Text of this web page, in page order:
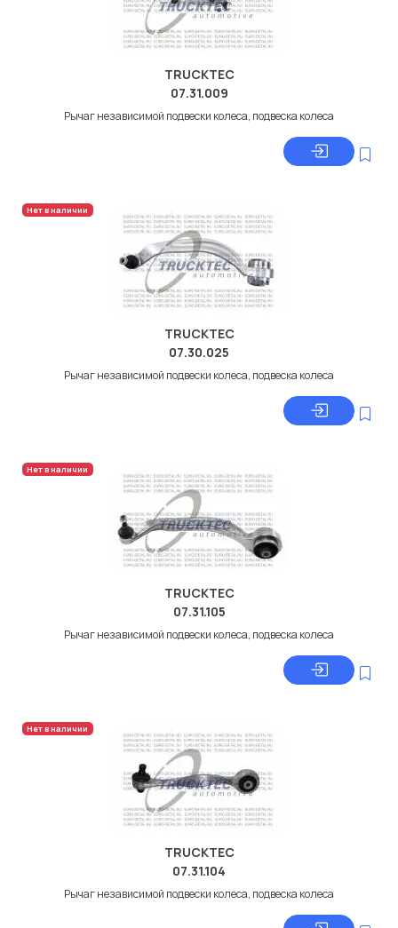
TRUCKTEC
07.31.009
Рычаг независимой подвески колеса, подвеска колеса
Нет в наличии
TRUCKTEC
07.30.025
Рычаг независимой подвески колеса, подвеска колеса
Нет в наличии
TRUCKTEC
07.31.105
Рычаг независимой подвески колеса, подвеска колеса
Нет в наличии
TRUCKTEC
07.31.104
Рычаг независимой подвески колеса, подвеска колеса